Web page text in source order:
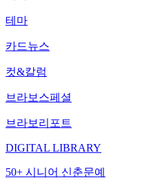
테마
카드뉴스
컷&칼럼
브라보스페셜
브라보리포트
DIGITAL LIBRARY
50+ 시니어 신춘문예